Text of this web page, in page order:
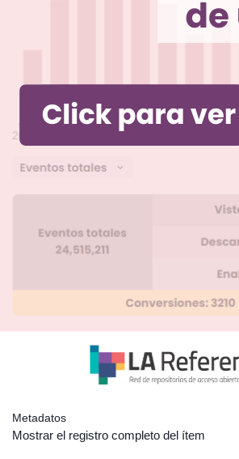
Metadatos
Mostrar el registro completo del ítem